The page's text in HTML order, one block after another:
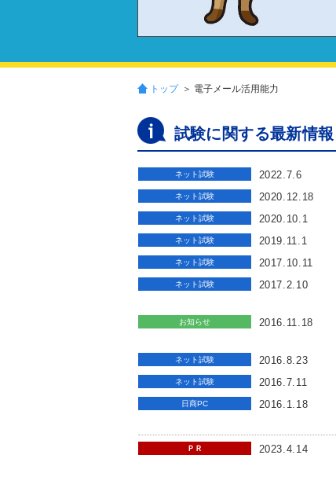
トップ ＞ 電子メール活用能力
試験に関する最新情報
ネット試験 2022.7.6
ネット試験 2020.12.18
ネット試験 2020.10.1
ネット試験 2019.11.1
ネット試験 2017.10.11
ネット試験 2017.2.10
お知らせ 2016.11.18
ネット試験 2016.8.23
ネット試験 2016.7.11
日商PC 2016.1.18
ＰＲ 2023.4.14